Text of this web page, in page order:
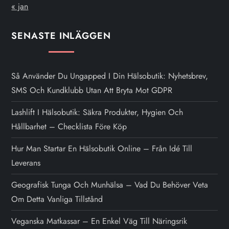
« jan
SENASTE INLÄGGEN
Så Använder Du Ungapped I Din Hälsobutik: Nyhetsbrev,
SMS Och Kundklubb Utan Att Bryta Mot GDPR
Lashlift I Hälsobutik: Säkra Produkter, Hygien Och
Hållbarhet – Checklista Före Köp
Hur Man Startar En Hälsobutik Online – Från Idé Till
Leverans
Geografisk Tunga Och Munhälsa – Vad Du Behöver Veta
Om Detta Vanliga Tillstånd
Veganska Matkassar – En Enkel Väg Till Näringsrik